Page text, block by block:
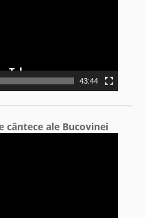
43:44
cântece ale Bucovinei